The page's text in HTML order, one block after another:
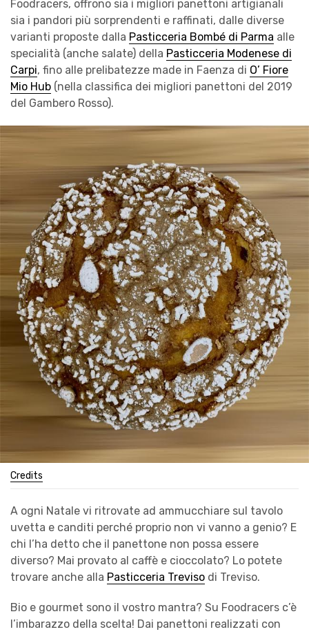
Foodracers, offrono sia i migliori panettoni artigianali
sia i pandori più sorprendenti e raffinati, dalle diverse
varianti proposte dalla Pasticceria Bombé di Parma alle
specialità (anche salate) della Pasticceria Modenese di
Carpi, fino alle prelibatezze made in Faenza di O’ Fiore
Mio Hub (nella classifica dei migliori panettoni del 2019
del Gambero Rosso).
Credits
A ogni Natale vi ritrovate ad ammucchiare sul tavolo
uvetta e canditi perché proprio non vi vanno a genio? E
chi l’ha detto che il panettone non possa essere
diverso? Mai provato al caffè e cioccolato? Lo potete
trovare anche alla Pasticceria Treviso di Treviso.
Bio e gourmet sono il vostro mantra? Su Foodracers c’è
l’imbarazzo della scelta! Dai panettoni realizzati con